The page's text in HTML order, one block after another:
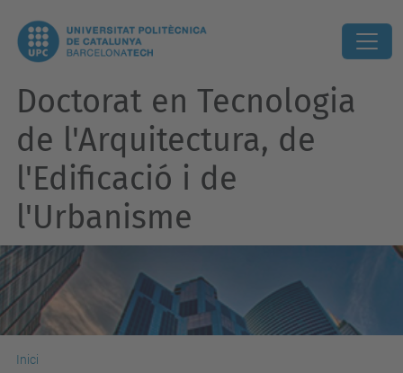
Doctorat en Tecnologia
de l'Arquitectura, de
l'Edificació i de
l'Urbanisme
Inici